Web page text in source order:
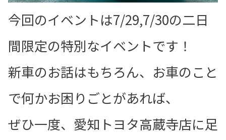
今回のイベントは7/29,7/30の二日
間限定の特別なイベントです！
新車のお話はもちろん、お車のこと
で何かお困りごとがあれば、
ぜひ一度、愛知トヨタ高蔵寺店に足